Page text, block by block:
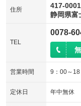
住所
417-0001
静岡県富
TEL
0078-
営業時間 9：00～
定休日 年中無休